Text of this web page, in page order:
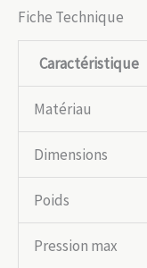
Fiche Technique
Caractéristique
Matériau
Dimensions
Poids
Pression max